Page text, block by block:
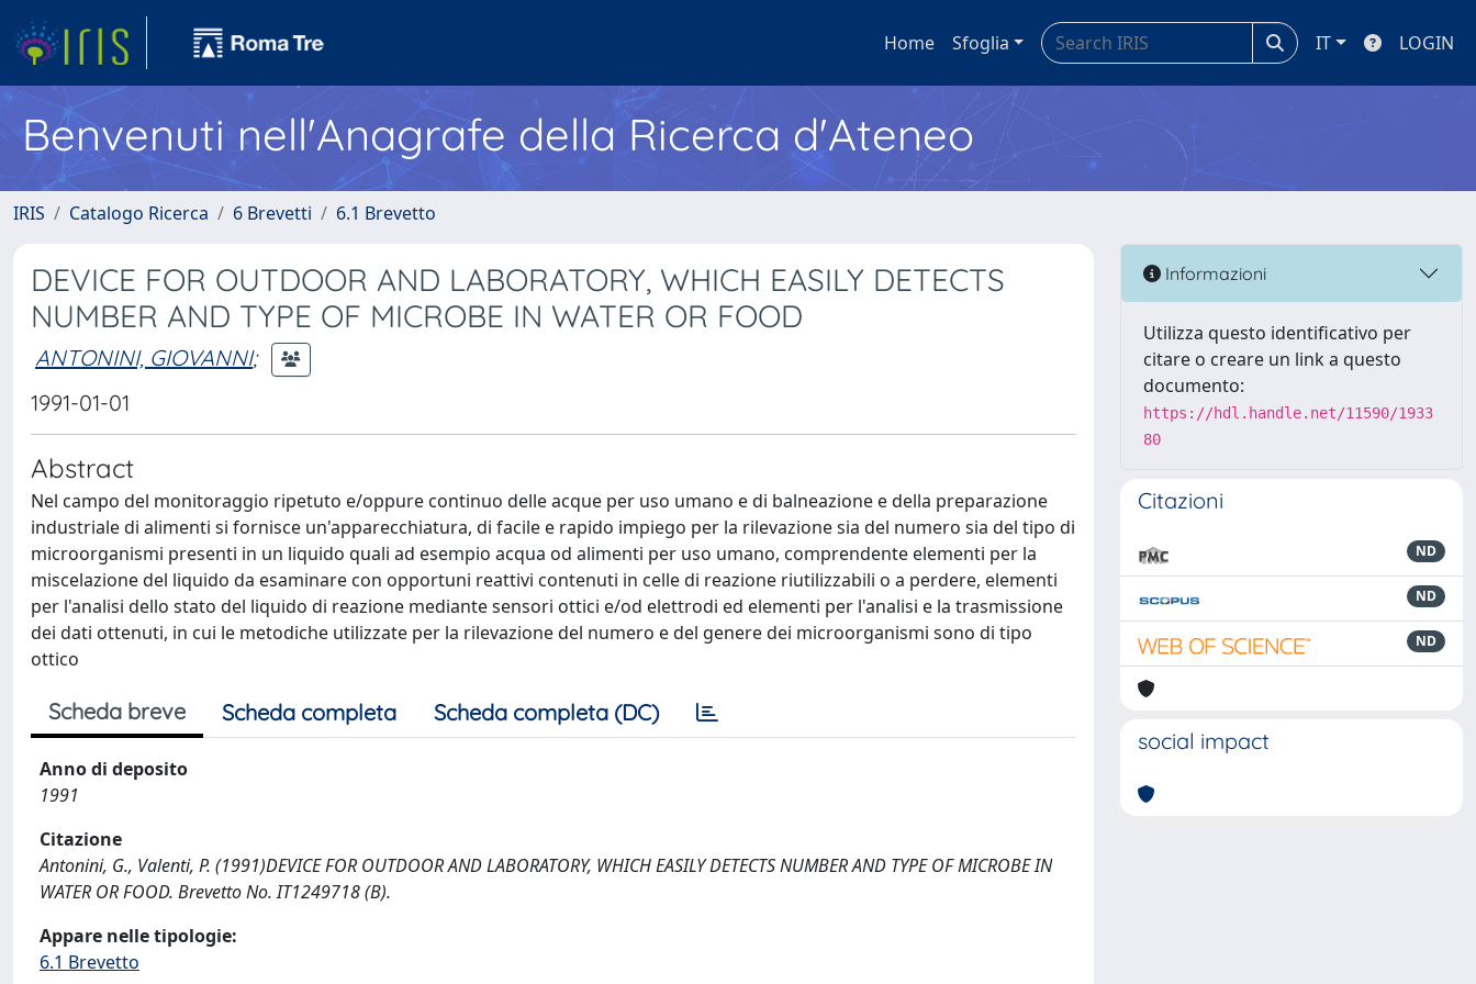
Home Sfoglia IT LOGIN
Benvenuti nell'Anagrafe della Ricerca d'Ateneo
IRIS Catalogo Ricerca 6 Brevetti 6.1 Brevetto
DEVICE FOR OUTDOOR AND LABORATORY, WHICH EASILY DETECTS
NUMBER AND TYPE OF MICROBE IN WATER OR FOOD
ANTONINI, GIOVANNI;
1991-01-01
Abstract
Nel campo del monitoraggio ripetuto e/oppure continuo delle acque per uso umano e di balneazione e della preparazione
industriale di alimenti si fornisce un'apparecchiatura, di facile e rapido impiego per la rilevazione sia del numero sia del tipo di
microorganismi presenti in un liquido quali ad esempio acqua od alimenti per uso umano, comprendente elementi per la
miscelazione del liquido da esaminare con opportuni reattivi contenuti in celle di reazione riutilizzabili o a perdere, elementi
per l'analisi dello stato del liquido di reazione mediante sensori ottici e/od elettrodi ed elementi per l'analisi e la trasmissione
dei dati ottenuti, in cui le metodiche utilizzate per la rilevazione del numero e del genere dei microorganismi sono di tipo
ottico
Scheda breve Scheda completa Scheda completa (DC)
Anno di deposito
1991
Citazione
Antonini, G., Valenti, P. (1991)DEVICE FOR OUTDOOR AND LABORATORY, WHICH EASILY DETECTS NUMBER AND TYPE OF MICROBE IN
WATER OR FOOD. Brevetto No. IT1249718 (B).
Appare nelle tipologie:
6.1 Brevetto
Informazioni
Utilizza questo identificativo per
citare o creare un link a questo
documento:
https://hdl.handle.net/11590/1933
80
Citazioni
ND
ND
ND
social impact